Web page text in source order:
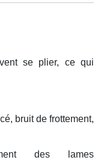
se plier, ce qui
bruit de frottement,
des lames